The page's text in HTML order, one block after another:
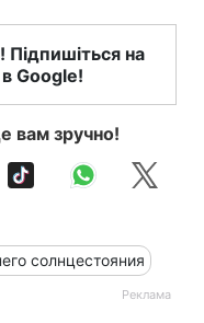
Підпишіться на
Google!
вам зручно!
солнцестояния